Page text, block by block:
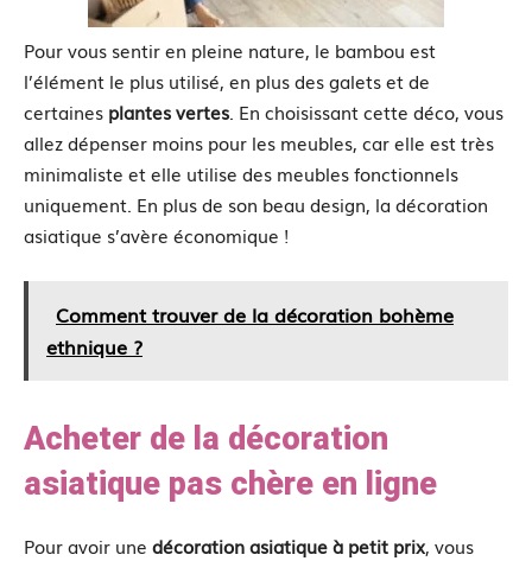
Pour vous sentir en pleine nature, le bambou est
l’élément le plus utilisé, en plus des galets et de
certaines plantes vertes. En choisissant cette déco, vous
allez dépenser moins pour les meubles, car elle est très
minimaliste et elle utilise des meubles fonctionnels
uniquement. En plus de son beau design, la décoration
asiatique s’avère économique !
Comment trouver de la décoration bohème
ethnique ?
Acheter de la décoration
asiatique pas chère en ligne
Pour avoir une décoration asiatique à petit prix, vous